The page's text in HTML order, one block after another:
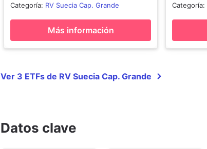
Categoría: RV Suecia Cap. Grande
Más información
Categoría:
Ver 3 ETFs de RV Suecia Cap. Grande
Datos clave